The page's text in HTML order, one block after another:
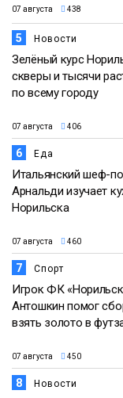
07 августа 438
5 Новости
Зелёный курс
скверы и тысячи
по всему городу
07 августа 406
6 Еда
Итальянский шеф-
Арнальди изучает
Норильска
07 августа 460
7 Спорт
Игрок ФК
Антошкин помог
взять золото в
07 августа 450
8 Новости